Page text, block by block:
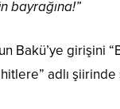
bayrağına!”
Bakü’ye girişini
adlı